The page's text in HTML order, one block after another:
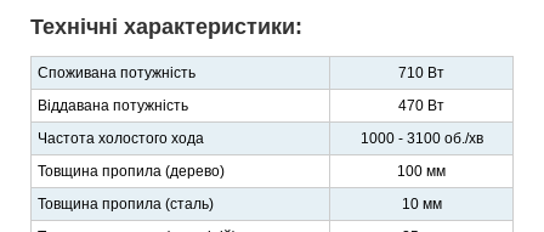
Технічні характеристики:
Споживана потужність
710 Вт
Віддавана потужність
470 Вт
Частота холостого хода
1000 - 3100 об./хв
Товщина пропила (дерево)
100 мм
Товщина пропила (сталь)
10 мм